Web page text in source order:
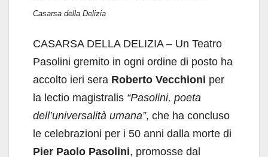
Casarsa della Delizia
CASARSA DELLA DELIZIA – Un Teatro
Pasolini gremito in ogni ordine di posto ha
accolto ieri sera Roberto Vecchioni per
la lectio magistralis “Pasolini, poeta
dell’universalità umana”, che ha concluso
le celebrazioni per i 50 anni dalla morte di
Pier Paolo Pasolini, promosse dal